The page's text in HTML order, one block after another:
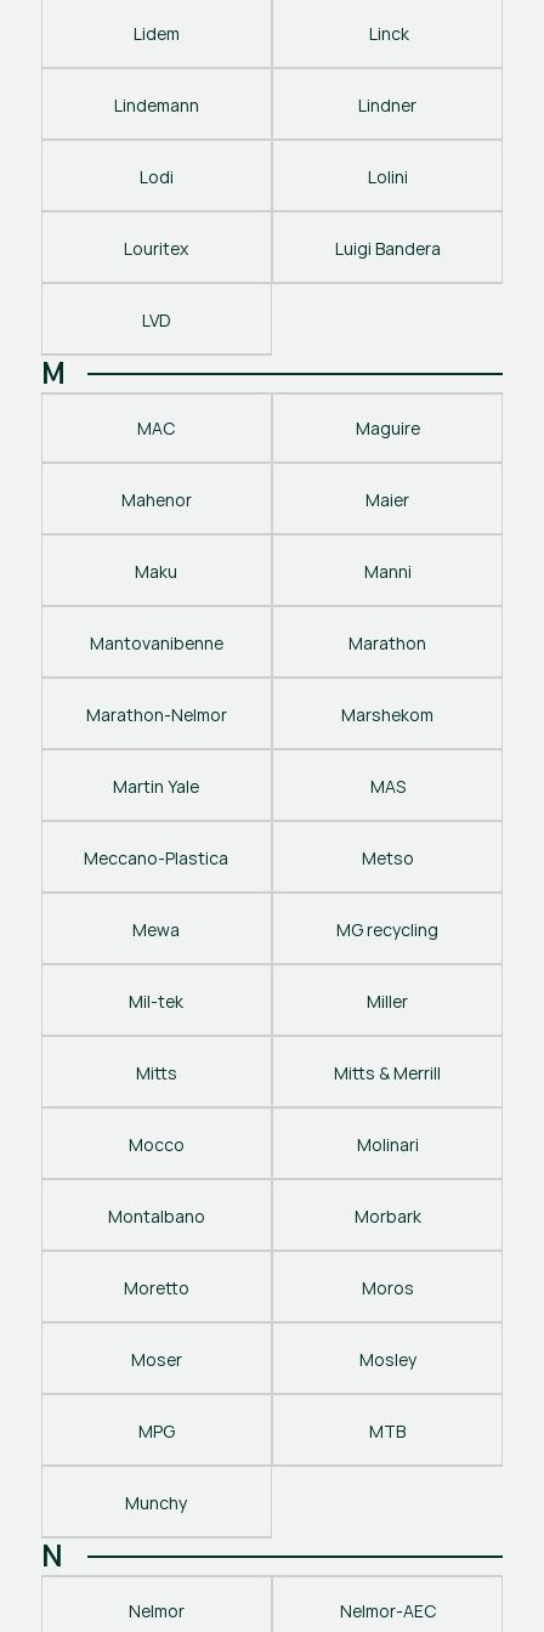
Lidem Linck
Lindemann Lindner
Lodi Lolini
Louritex Luigi Bandera
LVD
M
MAC Maguire
Mahenor Maier
Maku Manni
Mantovanibenne Marathon
Marathon-Nelmor Marshekom
Martin Yale MAS
Meccano-Plastica Metso
Mewa MG recycling
Mil-tek Miller
Mitts Mitts & Merrill
Mocco Molinari
Montalbano Morbark
Moretto Moros
Moser Mosley
MPG MTB
Munchy
N
Nelmor Nelmor-AEC